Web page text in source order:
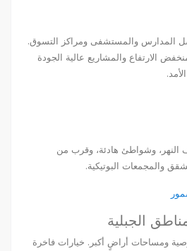
المدارس والمستشفى ومراكز التسوق.
الارتفاع والمشاريع عالية الجودة
وشواطئ هادئة، وقرب من
والمجمعات البوتيكية.
الجبلية
ومساحات أراضٍ أكبر. خيارات فاخرة